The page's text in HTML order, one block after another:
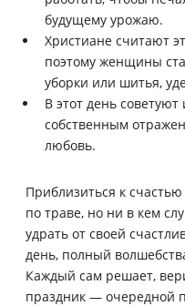
будущему урожаю.
Христиане считают
поэтому женщины
уборки или шитья,
В этот день советуют
собственным
любовь.
Приблизиться к
по траве, но ни в кем
удрать от своей
день, полный
Каждый сам решает,
праздник — очередной